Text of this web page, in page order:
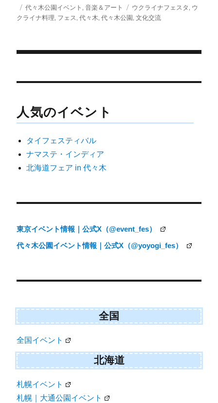
w
i
t
)
e
b
o
i
l
投
稿
カ
テ
代々木公園イベント ,音楽＆アート
タ
グ
ウクライナフェスタ, ウ
クライナ料理, フェス,代々木,代々木公園,文化交流
稿
ビ
ー
シ
人気のイベント
タイフェスティバル
ナマステ・インディア
北海道フェア in 代々木
東京イベント情報｜公式X（@event_fes）
代々木公園イベント情報｜公式X（@yoyogi_fes）
全国
全国イベント
北海道
札幌イベント
札幌｜大通公園イベント